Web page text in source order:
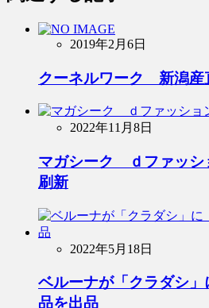
2019年2月6日
クーネルワーク 新潟産
2022年11月8日
マガシーク ｄファッシ
刷新
2022年5月18日
ベルーナが「クラダシ
品を出品